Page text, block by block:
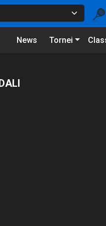
News Tornei